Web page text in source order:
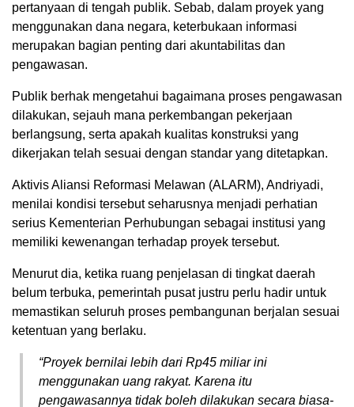
pertanyaan di tengah publik. Sebab, dalam proyek yang
menggunakan dana negara, keterbukaan informasi
merupakan bagian penting dari akuntabilitas dan
pengawasan.
Publik berhak mengetahui bagaimana proses pengawasan
dilakukan, sejauh mana perkembangan pekerjaan
berlangsung, serta apakah kualitas konstruksi yang
dikerjakan telah sesuai dengan standar yang ditetapkan.
Aktivis Aliansi Reformasi Melawan (ALARM), Andriyadi,
menilai kondisi tersebut seharusnya menjadi perhatian
serius Kementerian Perhubungan sebagai institusi yang
memiliki kewenangan terhadap proyek tersebut.
Menurut dia, ketika ruang penjelasan di tingkat daerah
belum terbuka, pemerintah pusat justru perlu hadir untuk
memastikan seluruh proses pembangunan berjalan sesuai
ketentuan yang berlaku.
“Proyek bernilai lebih dari Rp45 miliar ini
menggunakan uang rakyat. Karena itu
pengawasannya tidak boleh dilakukan secara biasa-